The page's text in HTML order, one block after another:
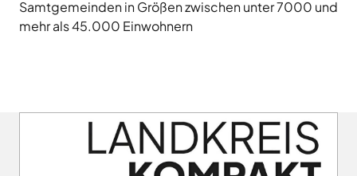
Samtgemeinden in Größen zwischen unter 7000 und
mehr als 45.000 Einwohnern
Freren
FMO
Gesunde
anmelden
und
Veranstaltungen
Landkreises
Termin
eine
Kommune